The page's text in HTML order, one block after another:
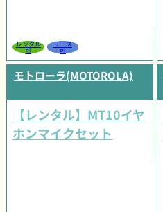
レンタル
可
リース
可
モトローラ(MOTOROLA)
【レンタル】MT10イヤ
ホンマイクセット